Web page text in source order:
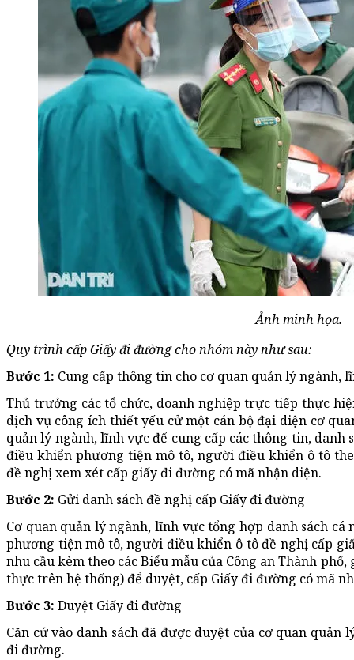
Ảnh minh họa.
Quy trình cấp Giấy đi đường cho nhóm này như sau:
Bước 1: Cung cấp thông tin cho cơ quan quản lý ngành,
Thủ trưởng các tổ chức, doanh nghiệp trực tiếp thực
dịch vụ công ích thiết yếu cử một cán bộ đại diện cơ
quản lý ngành, lĩnh vực để cung cấp các thông tin, danh
điều khiển phương tiện mô tô, người điều khiển ô tô
đề nghị xem xét cấp giấy đi đường có mã nhận diện.
Bước 2: Gửi danh sách đề nghị cấp Giấy đi đường
Cơ quan quản lý ngành, lĩnh vực tổng hợp danh sách
phương tiện mô tô, người điều khiển ô tô đề nghị cấp
nhu cầu kèm theo các Biểu mẫu của Công an Thành
thực trên hệ thống) để duyệt, cấp Giấy đi đường có mã
Bước 3: Duyệt Giấy đi đường
Căn cứ vào danh sách đã được duyệt của cơ quan quản
đi đường.